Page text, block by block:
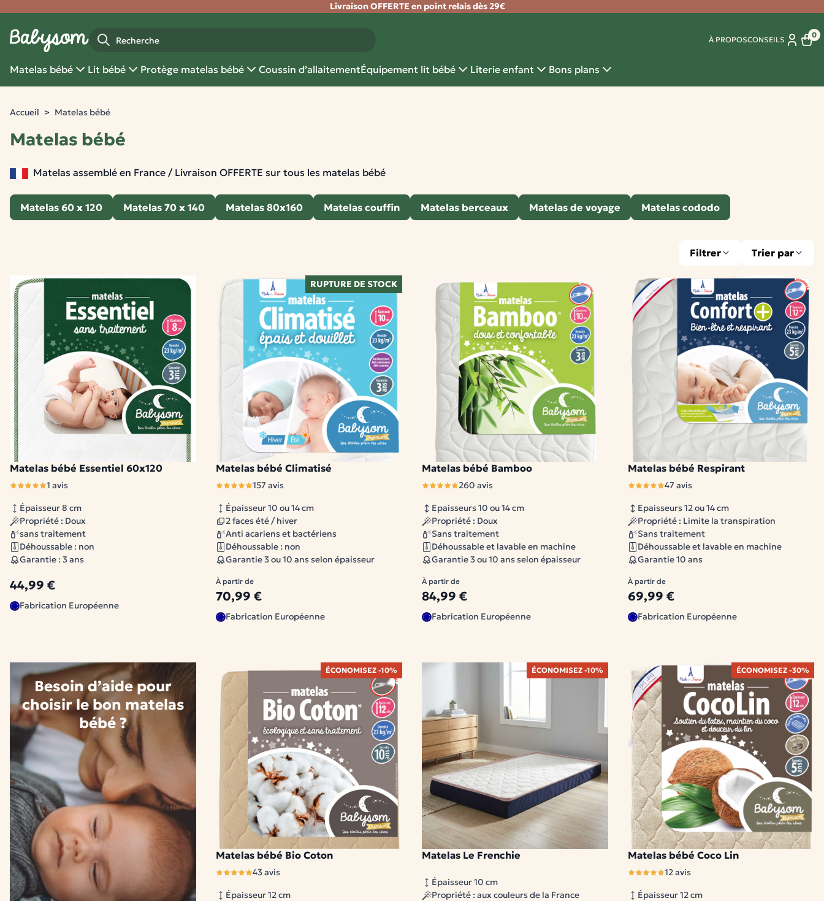
Livraison OFFERTE en point relais dès 29€
À PROPOSCONSEILS
0
Matelas bébé Lit bébé Protège matelas bébé Coussin d’allaitementÉquipement lit bébé Literie enfant Bons plans
Accueil Matelas bébé
Matelas bébé
Matelas assemblé en France / Livraison OFFERTE sur tous les matelas bébé
Matelas 60 x 120 Matelas 70 x 140 Matelas 80x160 Matelas couffin Matelas berceaux Matelas de voyage Matelas cododo
Filtrer Trier par
Matelas bébé Essentiel 60x120
1 avis
Épaisseur 8 cm
Propriété : Doux
sans traitement
Déhoussable : non
Garantie : 3 ans
44,99 €
Fabrication Européenne
Matelas bébé Climatisé
157 avis
Épaisseur 10 ou 14 cm
2 faces été / hiver
Anti acariens et bactériens
Déhoussable : non
Garantie 3 ou 10 ans selon épaisseur
À partir de
70,99 €
2 modèles disponibles
Fabrication Européenne
RUPTURE DE STOCK
Matelas bébé Bamboo
260 avis
Epaisseurs 10 ou 14 cm
Propriété : Doux
Sans traitement
Déhoussable et lavable en machine
Garantie 3 ou 10 ans selon épaisseur
À partir de
84,99 €
2 modèles disponibles
Fabrication Européenne
Matelas bébé Respirant
47 avis
Epaisseurs 12 ou 14 cm
Propriété : Limite la transpiration
Sans traitement
Déhoussable et lavable en machine
Garantie 10 ans
À partir de
69,99 €
2 modèles disponibles
Fabrication Européenne
Besoin d’aide pour
choisir le bon matelas
bébé ?
Matelas bébé Bio Coton
43 avis
Épaisseur 12 cm
1 modèle disponible
ÉCONOMISEZ -10%
Matelas Le Frenchie
Épaisseur 10 cm
Propriété : aux couleurs de la France
1 modèle disponible
ÉCONOMISEZ -10%
Matelas bébé Coco Lin
12 avis
Épaisseur 12 cm
1 modèle disponible
ÉCONOMISEZ -30%